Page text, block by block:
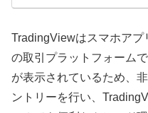
TradingViewはスマホアプ
の取引プラットフォーム
が表示されているため、
ントリーを行い、